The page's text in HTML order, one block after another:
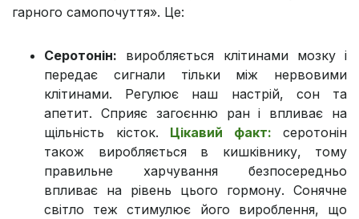
гарного самопочуття». Це:
Серотонін: виробляється клітинами мозку і
передає сигнали тільки між нервовими
клітинами. Регулює наш настрій, сон та
апетит. Сприяє загоєнню ран і впливає на
щільність кісток. Цікавий факт: серотонін
також виробляється в кишківнику, тому
правильне харчування безпосередньо
впливає на рівень цього гормону. Сонячне
світло теж стимулює його вироблення, що